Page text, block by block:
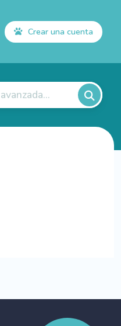
Crear una cuenta